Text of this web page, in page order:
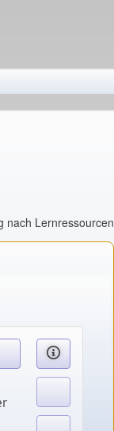
nach Lernressourcen